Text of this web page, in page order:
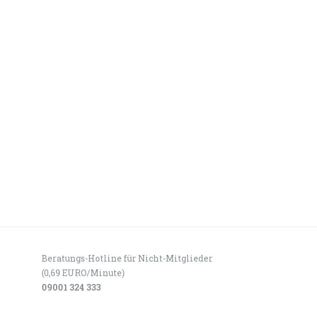
Beratungs-Hotline für Nicht-Mitglieder
(0,69 EURO/Minute)
09001 324 333